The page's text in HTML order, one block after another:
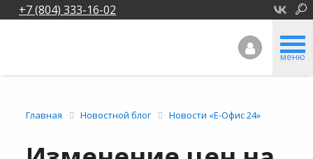
+7 (804) 333-16-02
меню
Главная Новостной блог Новости «Е-Офис 24»